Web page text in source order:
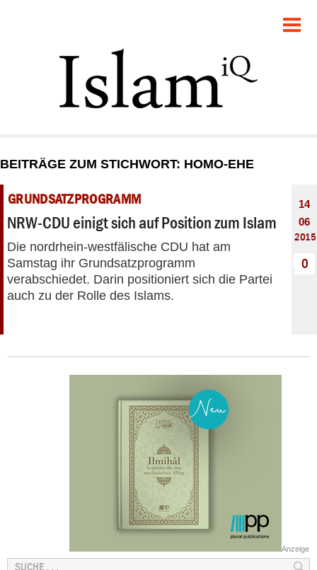
GESELLSCHAFT
STARTSEITE
DEBATTE
PANORAMA
BEITRÄGE ZUM STICHWORT: HOMO-EHE
GRUNDSATZPROGRAMM
NRW-CDU einigt sich auf Position zum Islam
Die nordrhein-westfälische CDU hat am
Samstag ihr Grundsatzprogramm
verabschiedet. Darin positioniert sich die Partei
auch zu der Rolle des Islams.
14
06
2015
0
Anzeige